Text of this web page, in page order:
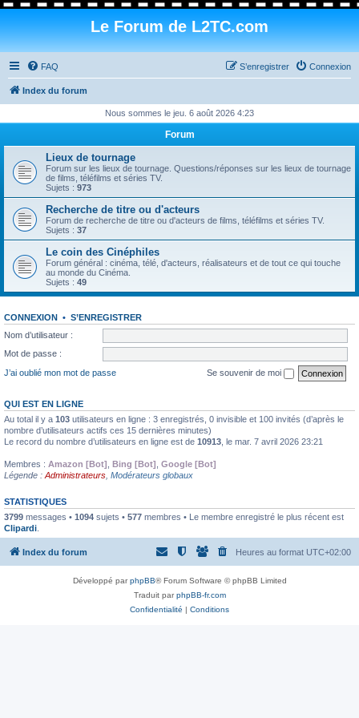
Le Forum de L2TC.com
FAQ Connexion
S’enregistrer
Index du forum
Nous sommes le jeu. 6 août 2026 4:23
Forum
Lieux de tournage
Forum sur les lieux de tournage. Questions/réponses sur les lieux de tournage
de films, téléfilms et séries TV.
Sujets : 973
Recherche de titre ou d'acteurs
Forum de recherche de titre ou d'acteurs de films, téléfilms et séries TV.
Sujets : 37
Le coin des Cinéphiles
Forum général : cinéma, télé, d'acteurs, réalisateurs et de tout ce qui touche
au monde du Cinéma.
Sujets : 49
CONNEXION • S’ENREGISTRER
Nom d’utilisateur :
Mot de passe :
J’ai oublié mon mot de passe
Se souvenir de moi
QUI EST EN LIGNE
Au total il y a 103 utilisateurs en ligne : 3 enregistrés, 0 invisible et 100 invités (d’après le
nombre d’utilisateurs actifs ces 15 dernières minutes)
Le record du nombre d’utilisateurs en ligne est de 10913 , le mar. 7 avril 2026 23:21
Membres : Amazon [Bot] Bing [Bot] Google [Bot]
Légende : Administrateurs Modérateurs globaux
STATISTIQUES
3799 messages • 1094 sujets • 577 membres • Le membre enregistré le plus récent est
Clipardi
Index du forum Heures au format UTC+02:00
Développé parphpBB® Forum Software © phpBB Limited
Traduit parphpBB-fr.com
Confidentialité | Conditions